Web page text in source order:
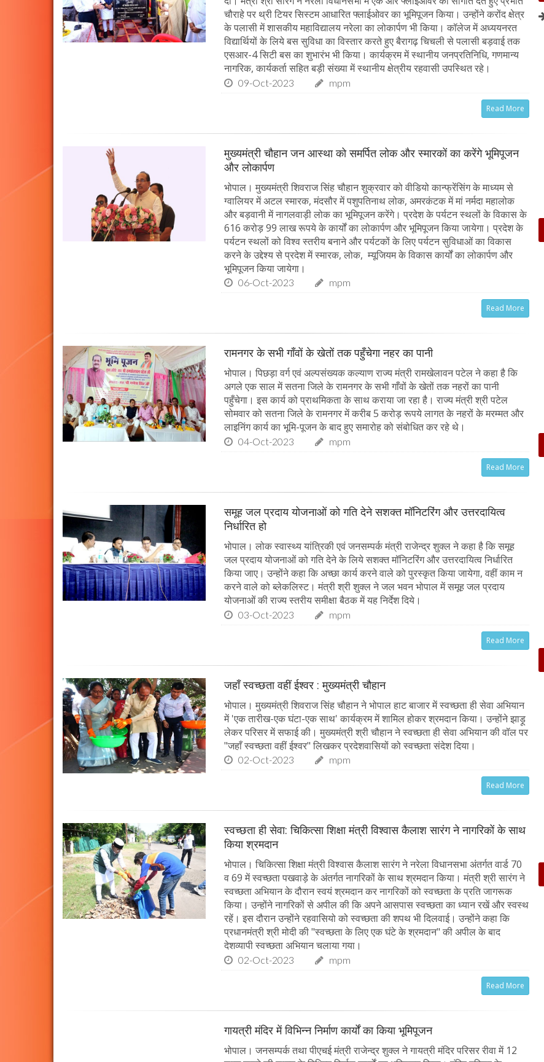
चौराहे पर थ्री टियर सिस्टम आधारित फ्लाईओवर का भूमिपूजन किया। उन्होंने करोंद क्षेत्र
के पलासी में शासकीय महाविद्यालय नरेला का लोकार्पण भी किया। कॉलेज में अध्ययनरत
विद्यार्थियों के लिये बस सुविधा का विस्तार करते हुए बैरागढ़ चिचली से पलासी बड़वाई तक
एसआर-4 सिटी बस का शुभारंभ भी किया। कार्यक्रम में स्थानीय जनप्रतिनिधि, गणमान्य
नागरिक, कार्यकर्ता सहित बड़ी संख्या में स्थानीय क्षेत्रीय रहवासी उपस्थित रहे।
09-Oct-2023 mpm
Read More
मुख्यमंत्री चौहान जन आस्था को समर्पित लोक और स्मारकों का करेंगे भूमिपूजन
और लोकार्पण
भोपाल। मुख्यमंत्री शिवराज सिंह चौहान शुक्रवार को वीडियो कान्फ्रेंसिंग के माध्यम से
ग्वालियर में अटल स्मारक, मंदसौर में पशुपतिनाथ लोक, अमरकंटक में मां नर्मदा महालोक
और बड़वानी में नागलवाड़ी लोक का भूमिपूजन करेंगे। प्रदेश के पर्यटन स्थलों के विकास के
616 करोड़ 99 लाख रूपये के कार्यों का लोकार्पण और भूमिपूजन किया जायेगा। प्रदेश के
पर्यटन स्थलों को विश्व स्तरीय बनाने और पर्यटकों के लिए पर्यटन सुविधाओं का विकास
करने के उद्देश्य से प्रदेश में स्मारक, लोक, म्यूजियम के विकास कार्यों का लोकार्पण और
भूमिपूजन किया जायेगा।
06-Oct-2023 mpm
Read More
रामनगर के सभी गाँवों के खेतों तक पहुँचेगा नहर का पानी
भोपाल। पिछड़ा वर्ग एवं अल्पसंख्यक कल्याण राज्य मंत्री रामखेलावन पटेल ने कहा है कि
अगले एक साल में सतना जिले के रामनगर के सभी गाँवों के खेतों तक नहरों का पानी
पहुँचेगा। इस कार्य को प्राथमिकता के साथ कराया जा रहा है। राज्य मंत्री श्री पटेल
सोमवार को सतना जिले के रामनगर में करीब 5 करोड़ रूपये लागत के नहरों के मरम्मत और
लाइनिंग कार्य का भूमि-पूजन के बाद हुए समारोह को संबोधित कर रहे थे।
04-Oct-2023 mpm
Read More
समूह जल प्रदाय योजनाओं को गति देने सशक्त मॉनिटरिंग और उत्तरदायित्व
निर्धारित हो
भोपाल। लोक स्वास्थ्य यांत्रिकी एवं जनसम्पर्क मंत्री राजेन्द्र शुक्ल ने कहा है कि समूह
जल प्रदाय योजनाओं को गति देने के लिये सशक्त मॉनिटरिंग और उत्तरदायित्व निर्धारित
किया जाए। उन्होंने कहा कि अच्छा कार्य करने वाले को पुरस्कृत किया जायेगा, वहीं काम न
करने वाले को ब्लेकलिस्ट। मंत्री श्री शुक्ल ने जल भवन भोपाल में समूह जल प्रदाय
योजनाओं की राज्य स्तरीय समीक्षा बैठक में यह निर्देश दिये।
03-Oct-2023 mpm
Read More
जहाँ स्वच्छता वहीं ईश्वर : मुख्यमंत्री चौहान
भोपाल। मुख्यमंत्री शिवराज सिंह चौहान ने भोपाल हाट बाजार में स्वच्छता ही सेवा अभियान
में 'एक तारीख-एक घंटा-एक साथ' कार्यक्रम में शामिल होकर श्रमदान किया। उन्होंने झाड़ू
लेकर परिसर में सफाई की। मुख्यमंत्री श्री चौहान ने स्वच्छता ही सेवा अभियान की वॉल पर
"जहाँ स्वच्छता वहीं ईश्वर" लिखकर प्रदेशवासियों को स्वच्छता संदेश दिया।
02-Oct-2023 mpm
Read More
स्वच्छता ही सेवा: चिकित्सा शिक्षा मंत्री विश्वास कैलाश सारंग ने नागरिकों के साथ
किया श्रमदान
भोपाल। चिकित्सा शिक्षा मंत्री विश्वास कैलाश सारंग ने नरेला विधानसभा अंतर्गत वार्ड 70
व 69 में स्वच्छता पखवाड़े के अंतर्गत नागरिकों के साथ श्रमदान किया। मंत्री श्री सारंग ने
स्वच्छता अभियान के दौरान स्वयं श्रमदान कर नागरिकों को स्वच्छता के प्रति जागरूक
किया। उन्होंने नागरिकों से अपील की कि अपने आसपास स्वच्छता का ध्यान रखें और स्वस्थ
रहें। इस दौरान उन्होंने रहवासियो को स्वच्छता की शपथ भी दिलवाई। उन्होंने कहा कि
प्रधानमंत्री श्री मोदी की "स्वच्छता के लिए एक घंटे के श्रमदान" की अपील के बाद
देशव्यापी स्वच्छता अभियान चलाया गया।
02-Oct-2023 mpm
Read More
गायत्री मंदिर में विभिन्न निर्माण कार्यों का किया भूमिपूजन
भोपाल। जनसम्पर्क तथा पीएचई मंत्री राजेन्द्र शुक्ल ने गायत्री मंदिर परिसर रीवा में 12
Beauty Tips | बादाम और एलोवेरा जेल से आसानी से
घर पर ही बनाएं काजल और मॉइश्चराइजर
21-Sep-2022 mp mirror samachar seva
Hanuman Jayanti 2023 : हनुमान जयंती पर राशि के
अनुसार करें मंत्रों का जाप, जरूर मिलेगा पूजा का फल
02-Apr-2023 mp mirror samachar seva
दो दिनों की छुट्टी एन्जॉय करने के लिए बेहतरीन है दिल्ली के
सात ट्रेडिंग सेशन में 9 लाख करोड़ घटा अदाणी समूह का
मार्केट कैप
05-Feb-2023